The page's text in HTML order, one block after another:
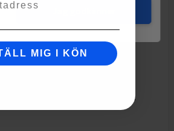
MIG I KÖN